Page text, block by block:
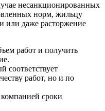
несанкционированных
норм, жильцу
или даже расторжение
работ и получить
соответствует
работ, но и по
сроки